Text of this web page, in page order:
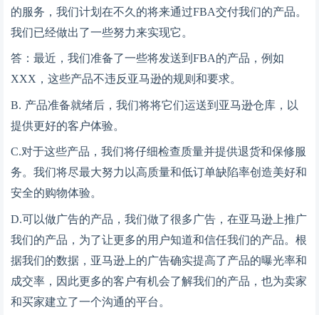
的服务，我们计划在不久的将来通过FBA交付我们的产品。
我们已经做出了一些努力来实现它。
答：最近，我们准备了一些将发送到 FBA的产品，例如
XXX，这些产品不违反亚马逊的规则和要求。
B. 产品准备就绪后，我们将将它们运送到亚马逊仓库，以
提供更好的客户体验。
C.对于这些产品，我们将仔细检查质量并提供退货和保修服
务。我们将尽最大努力以高质量和低订单缺陷率创造美好和
安全的购物体验。
D.可以做广告的产品，我们做了很多广告，在亚马逊上推广
我们的产品，为了让更多的用户知道和信任我们的产品。根
据我们的数据，亚马逊上的广告确实提高了产品的曝光率和
成交率，因此更多的客户有机会了解我们的产品，也为卖家
和买家建立了一个沟通的平台。